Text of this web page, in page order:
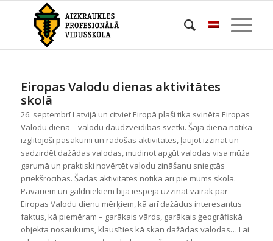
Eiropas Valodu dienas aktivitātes
skolā
26. septembrī Latvijā un citviet Eiropā plaši tika svinēta Eiropas
Valodu diena – valodu daudzveidības svētki. Šajā dienā notika
izglītojoši pasākumi un radošas aktivitātes, ļaujot izzināt un
sadzirdēt dažādas valodas, mudinot apgūt valodas visa mūža
garumā un praktiski novērtēt valodu zināšanu sniegtās
priekšrocības. Šādas aktivitātes notika arī pie mums skolā.
Pavāriem un galdniekiem bija iespēja uzzināt vairāk par
Eiropas Valodu dienu mērķiem, kā arī dažādus interesantus
faktus, kā piemēram – garākais vārds, garākais ģeogrāfiskā
objekta nosaukums, klausīties kā skan dažādas valodas… Lai